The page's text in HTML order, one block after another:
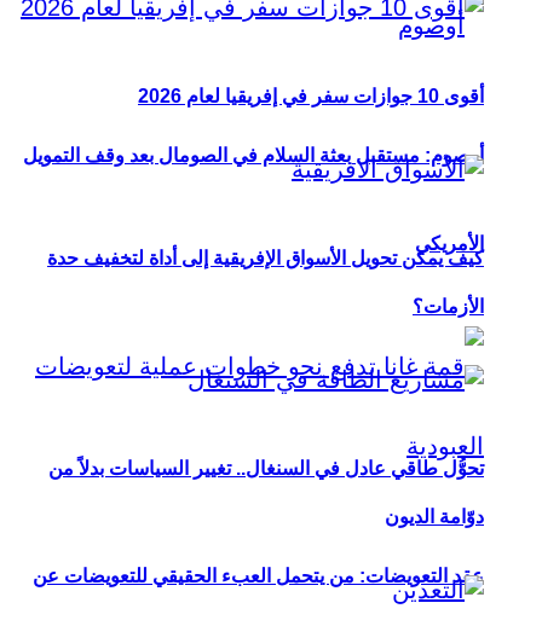
أوصوم: مستقبل بعثة السلام في الصومال بعد وقف التمويل
الأمريكي
عقد التعويضات: من يتحمل العبء الحقيقي للتعويضات عن
أقوى 10 جوازات سفر في إفريقيا لعام 2026
كيف يمكن تحويل الأسواق الإفريقية إلى أداة لتخفيف حدة
الأزمات؟
تحوُّل طاقي عادل في السنغال.. تغيير السياسات بدلاً من
دوّامة الديون